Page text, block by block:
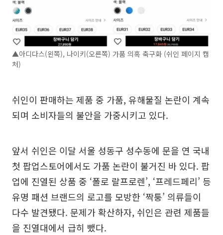
▲아디다스(왼쪽), 나이키(오른쪽) 가품 의혹 축구화 (쉬인 페이지 캡
처)
쉬인이 판매하는 제품 중 가품, 유해물질 논란이 계속
되며 소비자들의 불안을 가중시키고 있다.
앞서 쉬인은 이달 서울 성동구 성수동에 문을 연 국내
첫 팝업스토어에서도 가품 논란이 불거진 바 있다. 팝
업에 진열된 상품 중 ‘폴로 랄프로렌’, ‘프레드페리’ 등
유명 패션 브랜드의 로고를 모방한 ‘짝퉁’ 의류들이
다수 발견됐다. 문제가 확산하자, 쉬인은 관련 제품들
을 진열대에서 급히 뺐다.